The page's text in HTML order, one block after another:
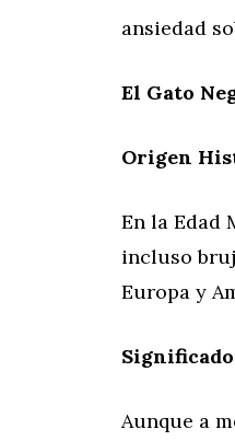
ansiedad
El Gato
Origen
En la Edad
incluso
Europa y
Aunque a